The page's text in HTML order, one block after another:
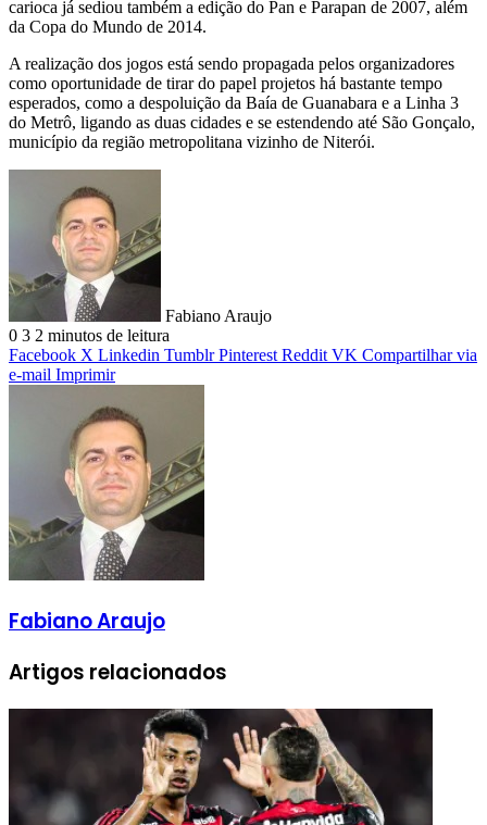
carioca já sediou também a edição do Pan e Parapan de 2007, além
da Copa do Mundo de 2014.
A realização dos jogos está sendo propagada pelos organizadores
como oportunidade de tirar do papel projetos há bastante tempo
esperados, como a despoluição da Baía de Guanabara e a Linha 3
do Metrô, ligando as duas cidades e se estendendo até São Gonçalo,
município da região metropolitana vizinho de Niterói.
Fabiano Araujo
0 3 2 minutos de leitura
Facebook X Linkedin Tumblr Pinterest Reddit VK Compartilhar via
e-mail Imprimir
Fabiano Araujo
Artigos relacionados